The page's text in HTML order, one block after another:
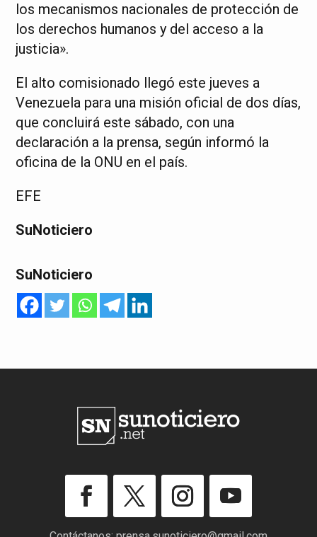
los mecanismos nacionales de protección de
los derechos humanos y del acceso a la
justicia».
El alto comisionado llegó este jueves a
Venezuela para una misión oficial de dos días,
que concluirá este sábado, con una
declaración a la prensa, según informó la
oficina de la ONU en el país.
EFE
SuNoticiero
SuNoticiero